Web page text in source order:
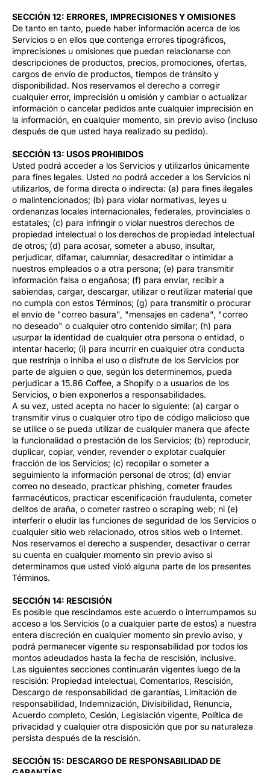
SECCIÓN 12: ERRORES, IMPRECISIONES Y OMISIONES
De tanto en tanto, puede haber información acerca de los
Servicios o en ellos que contenga errores tipográficos,
imprecisiones u omisiones que puedan relacionarse con
descripciones de productos, precios, promociones, ofertas,
cargos de envío de productos, tiempos de tránsito y
disponibilidad. Nos reservamos el derecho a corregir
cualquier error, imprecisión u omisión y cambiar o actualizar
información o cancelar pedidos ante cualquier imprecisión en
la información, en cualquier momento, sin previo aviso (incluso
después de que usted haya realizado su pedido).
SECCIÓN 13: USOS PROHIBIDOS
Usted podrá acceder a los Servicios y utilizarlos únicamente
para fines legales. Usted no podrá acceder a los Servicios ni
utilizarlos, de forma directa o indirecta: (a) para fines ilegales
o malintencionados; (b) para violar normativas, leyes u
ordenanzas locales internacionales, federales, provinciales o
estatales; (c) para infringir o violar nuestros derechos de
propiedad intelectual o los derechos de propiedad intelectual
de otros; (d) para acosar, someter a abuso, insultar,
perjudicar, difamar, calumniar, desacreditar o intimidar a
nuestros empleados o a otra persona; (e) para transmitir
información falsa o engañosa; (f) para enviar, recibir a
sabiendas, cargar, descargar, utilizar o reutilizar material que
no cumpla con estos Términos; (g) para transmitir o procurar
el envío de "correo basura", "mensajes en cadena", "correo
no deseado" o cualquier otro contenido similar; (h) para
usurpar la identidad de cualquier otra persona o entidad, o
intentar hacerlo; (i) para incurrir en cualquier otra conducta
que restrinja o inhiba el uso o disfrute de los Servicios por
parte de alguien o que, según los determinemos, pueda
perjudicar a 15.86 Coffee, a Shopify o a usuarios de los
Servicios, o bien exponerlos a responsabilidades.
A su vez, usted acepta no hacer lo siguiente: (a) cargar o
transmitir virus o cualquier otro tipo de código malicioso que
se utilice o se pueda utilizar de cualquier manera que afecte
la funcionalidad o prestación de los Servicios; (b) reproducir,
duplicar, copiar, vender, revender o explotar cualquier
fracción de los Servicios; (c) recopilar o someter a
seguimiento la información personal de otros; (d) enviar
correo no deseado, practicar phishing, cometer fraudes
farmacéuticos, practicar escenificación fraudulenta, cometer
delitos de araña, o cometer rastreo o scraping web; ni (e)
interferir o eludir las funciones de seguridad de los Servicios o
cualquier sitio web relacionado, otros sitios web o Internet.
Nos reservamos el derecho a suspender, desactivar o cerrar
su cuenta en cualquier momento sin previo aviso si
determinamos que usted violó alguna parte de los presentes
Términos.
SECCIÓN 14: RESCISIÓN
Es posible que rescindamos este acuerdo o interrumpamos su
acceso a los Servicios (o a cualquier parte de estos) a nuestra
entera discreción en cualquier momento sin previo aviso, y
podrá permanecer vigente su responsabilidad por todos los
montos adeudados hasta la fecha de rescisión, inclusive.
Las siguientes secciones continuarán vigentes luego de la
rescisión: Propiedad intelectual, Comentarios, Rescisión,
Descargo de responsabilidad de garantías, Limitación de
responsabilidad, Indemnización, Divisibilidad, Renuncia,
Acuerdo completo, Cesión, Legislación vigente, Política de
privacidad y cualquier otra disposición que por su naturaleza
persista después de la rescisión.
SECCIÓN 15: DESCARGO DE RESPONSABILIDAD DE